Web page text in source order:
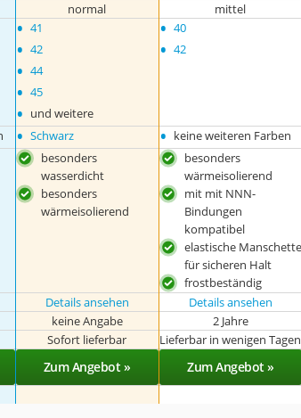
normal mittel
• 41
• 42
• 44
• 45
• und weitere
• 40
• 42
• Schwarz • keine weiteren Farben
besonders
wasserdicht
besonders
wärmeisolierend
besonders
wärmeisolierend
mit mit NNN-
Bindungen
kompatibel
elastische Manschette
für sicheren Halt
frostbeständig
Details ansehen Details ansehen
keine Angabe 2 Jahre
Sofort lieferbar Lieferbar in wenigen Tagen
Zum Angebot » Zum Angebot »